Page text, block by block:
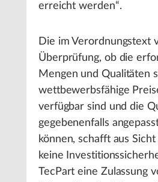
erreicht werden“.
Die im Verordnungstext
Überprüfung, ob die
Mengen und Qualitäten
wettbewerbsfähige
verfügbar sind und die
gegebenenfalls
können, schafft aus
keine
TecPart eine Zulassung